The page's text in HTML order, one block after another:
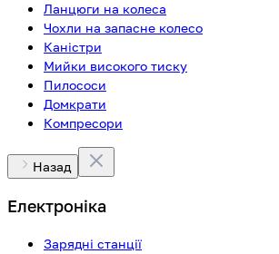
Ланцюги на колеса
Чохли на запасне колесо
Каністри
Мийки високого тиску
Пилососи
Домкрати
Компресори
Назад
Електроніка
Зарядні станції